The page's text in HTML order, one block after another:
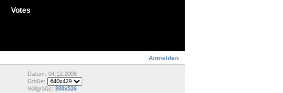
Votes
Anmelden
Datum: 04.12.2008
Größe:
Vollgröße: 800x536